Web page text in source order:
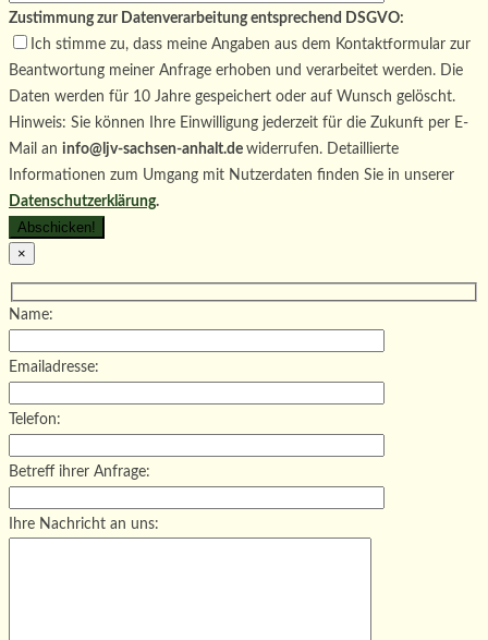
Zustimmung zur Datenverarbeitung entsprechend DSGVO:
Ich stimme zu, dass meine Angaben aus dem Kontaktformular zur
Beantwortung meiner Anfrage erhoben und verarbeitet werden. Die
Daten werden für 10 Jahre gespeichert oder auf Wunsch gelöscht.
Hinweis: Sie können Ihre Einwilligung jederzeit für die Zukunft per E-
Mail an info@ljv-sachsen-anhalt.de widerrufen. Detaillierte
Informationen zum Umgang mit Nutzerdaten finden Sie in unserer
Datenschutzerklärung.
×
Name:
Emailadresse:
Telefon:
Betreff ihrer Anfrage:
Ihre Nachricht an uns: